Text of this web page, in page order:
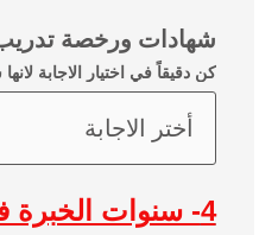
شهادات ورخصة
كن دقيقاً في اختيار الاجابة
أختر الاجابة
4- سنوات الخبرة في مجال التدريب